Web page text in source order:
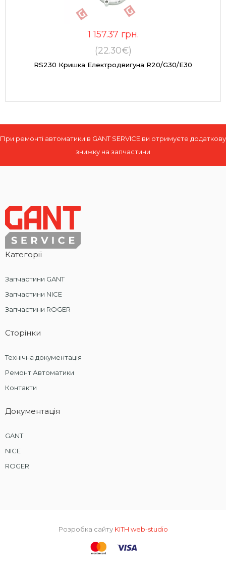
1 157.37 грн.
(22.30€)
RS230 Кришка Електродвигуна R20/G30/E30
При ремонті автоматики в GANT SERVICE ви отримуєте додаткову
знижку на запчастини
Категорії
Запчастини GANT
Запчастини NICE
Запчастини ROGER
Сторінки
Технічна документація
Ремонт Автоматики
Контакти
Документація
GANT
NICE
ROGER
Розробка сайту KITH web-studio